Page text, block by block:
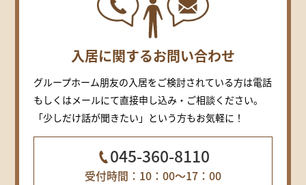
入居に関するお問い合わせ
グループホーム朋友の入居をご検討されている方は電話
もしくはメールにて直接申し込み・ご相談ください。
「少しだけ話が聞きたい」という方もお気軽に！
045-360-8110
受付時間：10：00～17：00